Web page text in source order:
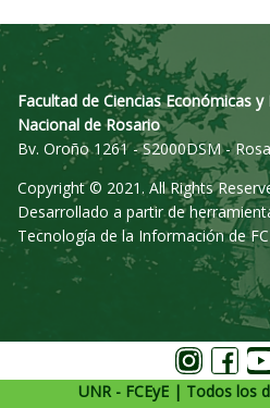
Facultad de Ciencias Económicas
Nacional de Rosario
Bv. Oroño 1261 - S2000DSM -
Copyright © 2021. All Rights
Desarrollado a partir de
Tecnología de la Información de
UNR - FCEyE | Todos los